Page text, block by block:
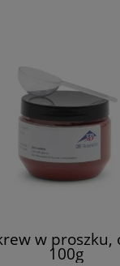
w proszku,
100g